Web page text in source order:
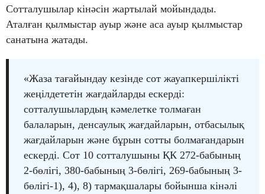
Сотталушылар кінәсін жартылай мойындады.
Аталған қылмыстар ауыр және аса ауыр қылмыстар
санатына жатады.
«Жаза тағайындау кезінде сот жауапкершілікті
жеңілдететін жағдайларды ескерді:
сотталушылардың кәмелетке толмаған
балаларын, денсаулық жағдайларын, отбасылық
жағдайларын және бұрын сотты болмағандарын
ескерді. Сот 10 сотталушыны ҚК 272-бабының
2-бөлігі, 380-бабының 3-бөлігі, 269-бабының 3-
бөлігі-1), 4), 8) тармақшалары бойынша кінәлі